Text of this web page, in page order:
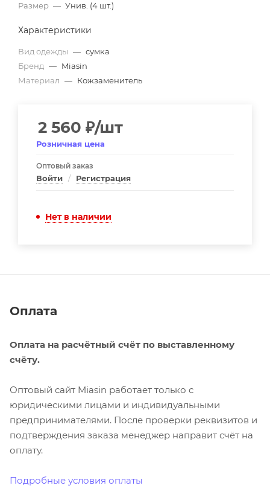
Размер — Унив. (4 шт.)
Характеристики
Вид одежды — сумка
Бренд — Miasin
Материал — Кожзаменитель
2 560 ₽/шт
Розничная цена
Оптовый заказ
Войти / Регистрация
Нет в наличии
Оплата
Оплата на расчётный счёт по выставленному
счёту.
Оптовый сайт Miasin работает только с
юридическими лицами и индивидуальными
предпринимателями. После проверки реквизитов и
подтверждения заказа менеджер направит счёт на
оплату.
Подробные условия оплаты